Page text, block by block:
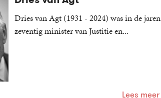
Dries van Agt (1931 - 2024) was in de jaren
zeventig minister van Justitie en...
Lees meer